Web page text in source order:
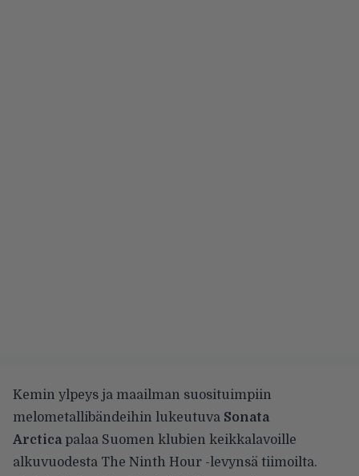
Kemin ylpeys ja maailman suosituimpiin
melometallibändeihin lukeutuva Sonata
Arcticapalaa Suomen klubien keikkalavoille
alkuvuodesta The Ninth Hour -levynsä tiimoilta.